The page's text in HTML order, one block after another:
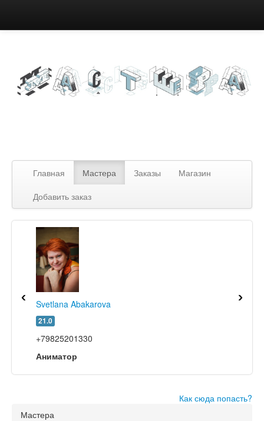
Главная Мастера Заказы
Магазин
Добавить заказ
Svetlana Abakarova
21.0
+79825201330
Аниматор
‹ ›
Как сюда попасть?
Мастера